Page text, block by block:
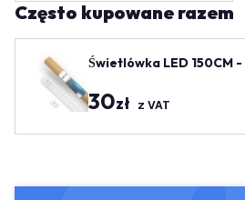
Często kupowane razem
Świetlówka LED 150CM
0K - 2400 Lm - Wysoka
30zł z VAT